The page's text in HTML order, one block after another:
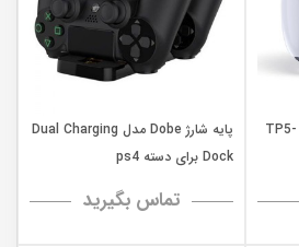
پایه شارژر و استند Dobe مدل TP5-
پایه شارژ Dobe مدل Dual Charging
Dock برای دسته ps4
تماس بگیرید